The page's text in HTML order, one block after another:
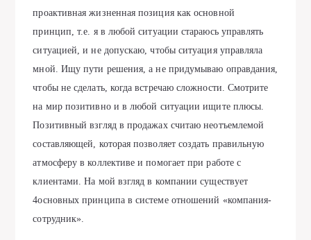
проактивная жизненная позиция как основной
принцип, т.е. я в любой ситуации стараюсь управлять
ситуацией, и не допускаю, чтобы ситуация управляла
мной. Ищу пути решения, а не придумываю оправдания,
чтобы не сделать, когда встречаю сложности. Смотрите
на мир позитивно и в любой ситуации ищите плюсы.
Позитивный взгляд в продажах считаю неотъемлемой
составляющей, которая позволяет создать правильную
атмосферу в коллективе и помогает при работе с
клиентами. На мой взгляд в компании существует
4основных принципа в системе отношений «компания-
сотрудник».